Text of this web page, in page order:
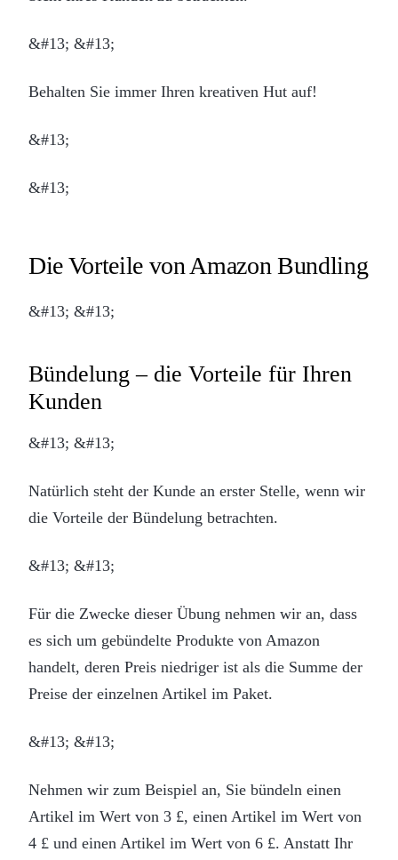
&#13; &#13;
Behalten Sie immer Ihren kreativen Hut auf!
&#13;
&#13;
Die Vorteile von Amazon Bundling
&#13; &#13;
Bündelung – die Vorteile für Ihren
Kunden
&#13; &#13;
Natürlich steht der Kunde an erster Stelle, wenn wir
die Vorteile der Bündelung betrachten.
&#13; &#13;
Für die Zwecke dieser Übung nehmen wir an, dass
es sich um gebündelte Produkte von Amazon
handelt, deren Preis niedriger ist als die Summe der
Preise der einzelnen Artikel im Paket.
&#13; &#13;
Nehmen wir zum Beispiel an, Sie bündeln einen
Artikel im Wert von 3 £, einen Artikel im Wert von
4 £ und einen Artikel im Wert von 6 £. Anstatt Ihr